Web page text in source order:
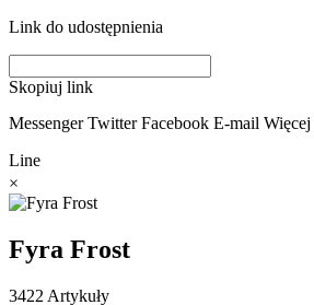
Link do udostępnienia
Skopiuj link
Messenger Twitter Facebook E-mail Więcej
Line
×
Fyra Frost
3422 Artykuły